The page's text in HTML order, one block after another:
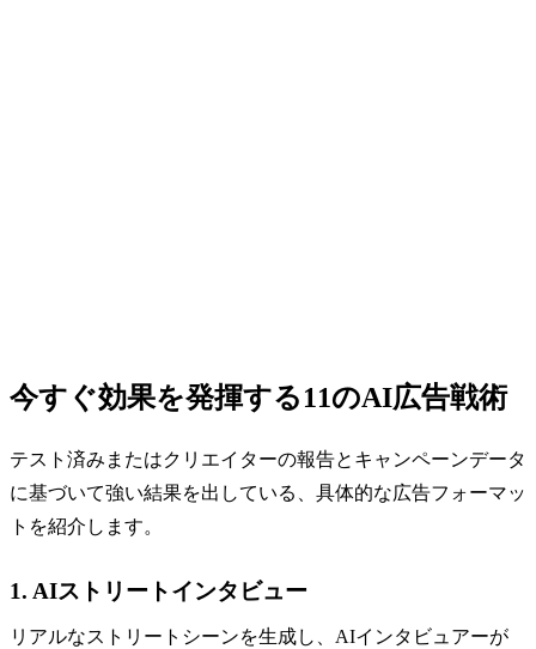
今すぐ効果を発揮する11のAI広告戦術
テスト済みまたはクリエイターの報告とキャンペーンデータ
に基づいて強い結果を出している、具体的な広告フォーマッ
トを紹介します。
1. AIストリートインタビュー
リアルなストリートシーンを生成し、AIインタビュアーが